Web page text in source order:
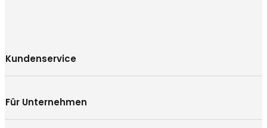
Kundenservice
Für Unternehmen